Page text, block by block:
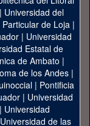
Universidad del
de Loja|
| Universidad
Estatal de
de Ambato |
de los Andes|
| Pontificia
| Universidad
| Universidad
Universidad de las